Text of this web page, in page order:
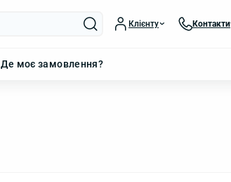
Клієнту Контакти
Де моє замовлення?